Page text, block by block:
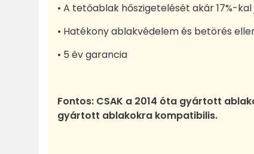
• A tetőablak hőszigetelését akár 17%-
• Hatékony ablakvédelem és betörés
• 5 év garancia
Fontos: CSAK a 2014 óta gyártott
gyártott ablakokra kompatibilis.